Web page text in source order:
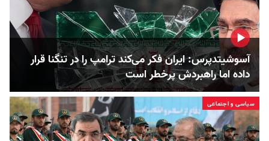
آسوشیتدپرس: ایران فکر می‌کند ترامپ را در تنگنا قرار
داده‌ اما راهبردش پرخطر است
سیاسی و اجتماعی